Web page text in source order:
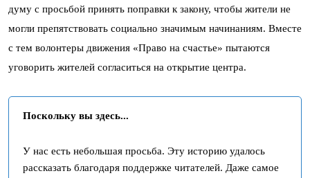
думу с просьбой принять поправки к закону, чтобы жители не
могли препятствовать социально значимым начинаниям. Вместе
с тем волонтеры движения «Право на счастье» пытаются
уговорить жителей согласиться на открытие центра.
Поскольку вы здесь...
У нас есть небольшая просьба. Эту историю удалось
рассказать благодаря поддержке читателей. Даже самое